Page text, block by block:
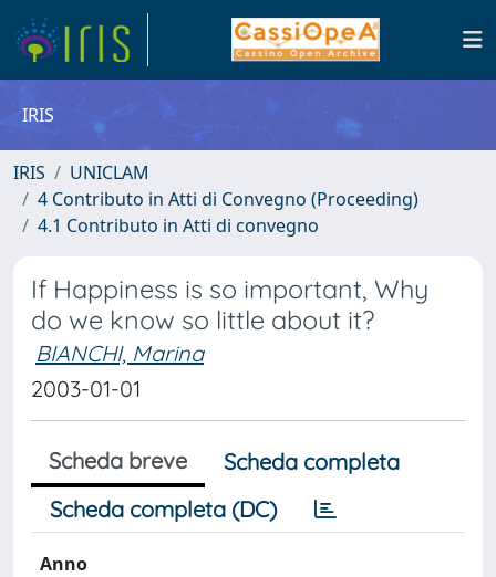
IRIS
IRIS
UNICLAM
4 Contributo in Atti di Convegno (Proceeding)
4.1 Contributo in Atti di convegno
If Happiness is so important, Why
do we know so little about it?
BIANCHI, Marina
2003-01-01
Scheda breve
Scheda completa
Scheda completa (DC)
Anno